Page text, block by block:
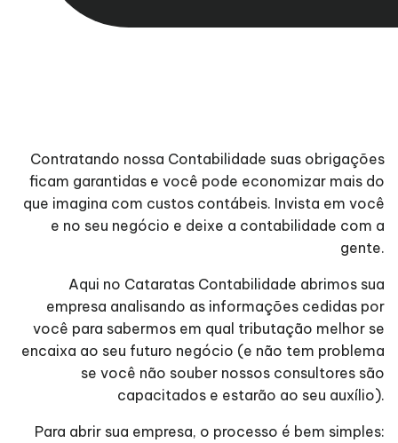
Contratando nossa Contabilidade suas obrigações
ficam garantidas e você pode economizar mais do
que imagina com custos contábeis. Invista em você
e no seu negócio e deixe a contabilidade com a
gente.
Aqui no Cataratas Contabilidade abrimos sua
empresa analisando as informações cedidas por
você para sabermos em qual tributação melhor se
encaixa ao seu futuro negócio (e não tem problema
se você não souber nossos consultores são
capacitados e estarão ao seu auxílio).
Para abrir sua empresa, o processo é bem simples: